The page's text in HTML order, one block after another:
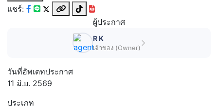
แชร์:
ผู้ประกาศ
R K
เจ้าของ (Owner)
วันที่อัพเดทประกาศ
11 มิ.ย. 2569
ประเภท